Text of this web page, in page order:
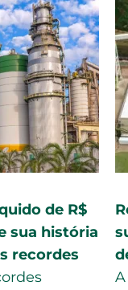
de R$
sua história
recordes